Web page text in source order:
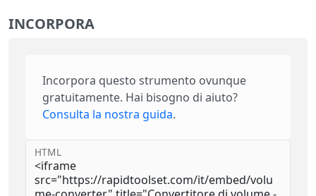
INCORPORA
Incorpora questo strumento ovunque
gratuitamente. Hai bisogno di aiuto?
Consulta la nostra guida.
HTML